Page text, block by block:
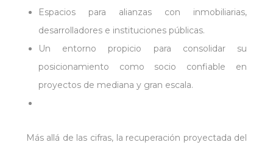
Espacios para alianzas con inmobiliarias,
desarrolladores e instituciones públicas.
Un entorno propicio para consolidar su
posicionamiento como socio confiable en
proyectos de mediana y gran escala.
Más allá de las cifras, la recuperación proyectada del